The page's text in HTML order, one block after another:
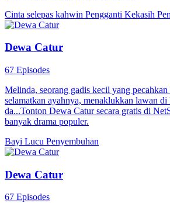
Cinta selepas kahwin Pengganti Kekasih
Dewa Catur
67 Episodes
Melinda, seorang gadis kecil yang
selamatkan ayahnya, menaklukkan lawan
da...Tonton Dewa Catur secara gratis di
banyak drama populer.
Bayi Lucu Penyembuhan
Dewa Catur
67 Episodes